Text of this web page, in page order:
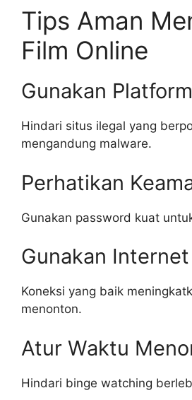
Tips Aman
Film Online
Gunakan
Hindari situs ilegal yang
mengandung malware.
Perhatikan
Gunakan password kuat
Gunakan
Koneksi yang baik
menonton.
Atur Waktu
Hindari binge watching